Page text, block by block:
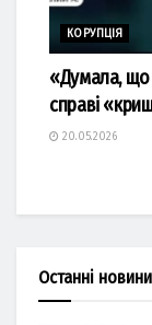
КОРУПЦІЯ
«Думала, що
справі
20.05.2026
Останні новини